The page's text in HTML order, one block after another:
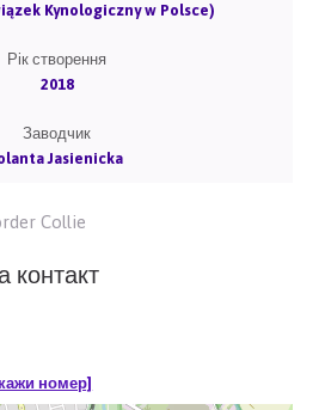
Kynologiczny w Polsce)
Рік створення
2018
Заводчик
Jasienicka
Collie
контакт
номер]